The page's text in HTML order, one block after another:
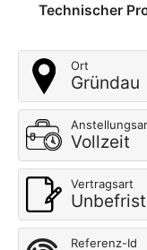
Technischer
Ort
Gründau
Vollzeit
Vertragsart
Referenz-Id